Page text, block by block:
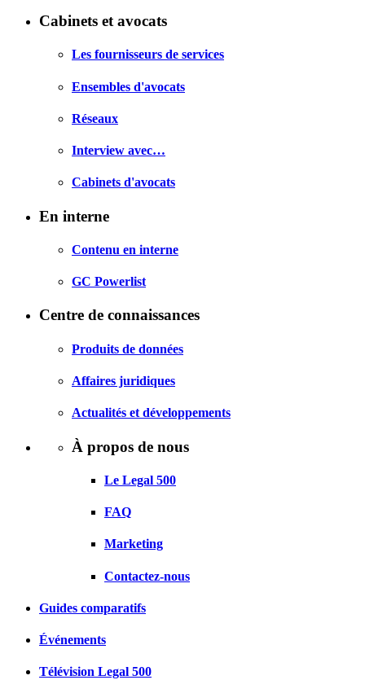
Cabinets et avocats
Les fournisseurs de services
Ensembles d'avocats
Réseaux
Interview avec…
Cabinets d'avocats
En interne
Contenu en interne
GC Powerlist
Centre de connaissances
Produits de données
Affaires juridiques
Actualités et développements
À propos de nous
Le Legal 500
FAQ
Marketing
Contactez-nous
Guides comparatifs
Événements
Télévision Legal 500